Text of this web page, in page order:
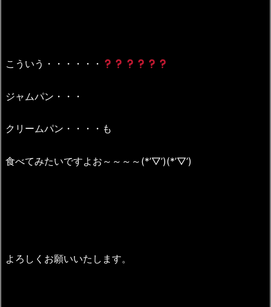
こういう・・・・・・
ジャムパン・・・
クリームパン・・・・も
食べてみたいですよお～～～～(*’▽’)(*’▽’)
よろしくお願いいたします。